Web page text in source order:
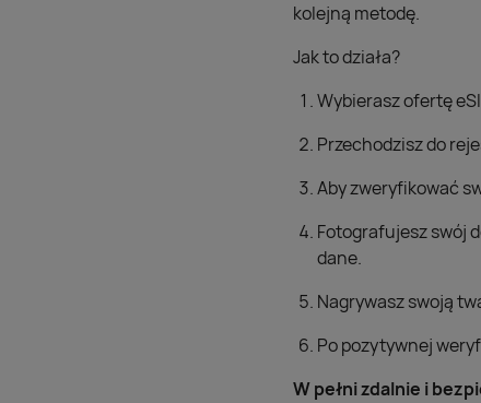
kolejną metodę.
Jak to działa?
Wybierasz ofertę
Przechodzisz do
Aby zweryfikować
Fotografujesz swój
dane.
Nagrywasz swoją
Po pozytywnej
W pełni zdalnie i